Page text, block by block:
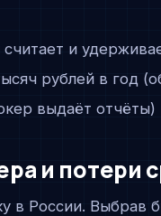
считает и
рублей в год
выдаёт отчёты)
и потери
в России. Выбрав